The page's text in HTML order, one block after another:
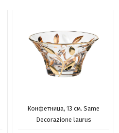
Конфетница, 13 см. Same
Decorazione laurus